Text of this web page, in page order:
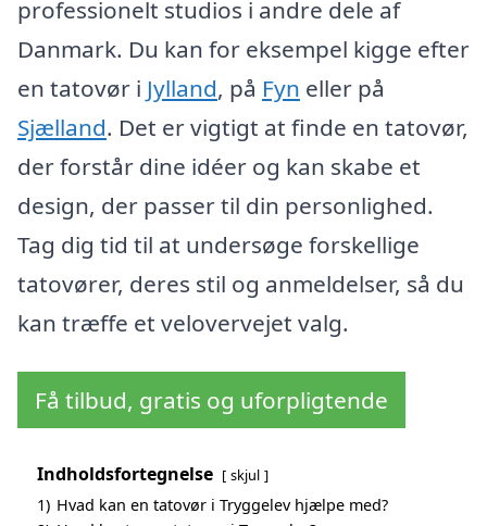
professionelt studios i andre dele af
Danmark. Du kan for eksempel kigge efter
en tatovør i Jylland, på Fyn eller på
Sjælland. Det er vigtigt at finde en tatovør,
der forstår dine idéer og kan skabe et
design, der passer til din personlighed.
Tag dig tid til at undersøge forskellige
tatovører, deres stil og anmeldelser, så du
kan træffe et velovervejet valg.
Få tilbud, gratis og uforpligtende
Indholdsfortegnelse skjul
1) Hvad kan en tatovør i Tryggelev hjælpe med?